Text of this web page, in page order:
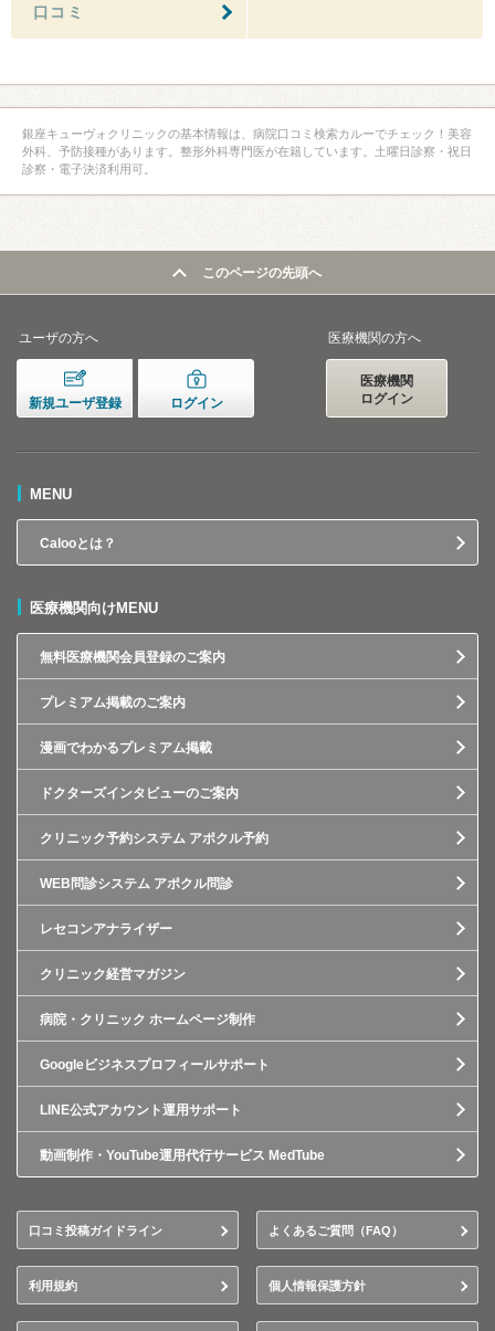
口コミ
銀座キューヴォクリニックの基本情報は、病院口コミ検索カルーでチェック！美容
外科、予防接種があります。整形外科専門医が在籍しています。土曜日診察・祝日
診察・電子決済利用可。
このページの先頭へ
ユーザの方へ
新規ユーザ登録 ログイン
医療機関の方へ
医療機関
ログイン
MENU
Calooとは？
医療機関向けMENU
無料医療機関会員登録のご案内
プレミアム掲載のご案内
漫画でわかるプレミアム掲載
ドクターズインタビューのご案内
クリニック予約システム アポクル予約
WEB問診システム アポクル問診
レセコンアナライザー
クリニック経営マガジン
病院・クリニック ホームページ制作
Googleビジネスプロフィールサポート
LINE公式アカウント運用サポート
動画制作・YouTube運用代行サービス MedTube
口コミ投稿ガイドライン よくあるご質問（FAQ）
利用規約 個人情報保護方針